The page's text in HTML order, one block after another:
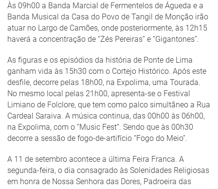
Às 09h00 a Banda Marcial de Fermentelos de Águeda e a
Banda Musical da Casa do Povo de Tangil de Monção irão
atuar no Largo de Camões, onde posteriormente, às 12h15
haverá a concentração de “Zés Pereiras” e “Gigantones”.
As figuras e os episódios da história de Ponte de Lima
ganham vida às 15h30 com o Cortejo Histórico. Após este
desfile, decorre pelas 18h00, na Expolima, uma Tourada.
No mesmo local pelas 21h00, apresenta-se o Festival
Limiano de Folclore, que tem como palco simultâneo a Rua
Cardeal Saraiva. A música continua, das 00h00 às 06h00,
na Expolima, com o “Music Fest”. Sendo que às 00h30
decorre a sessão de fogo-de-artifício “Fogo do Meio”.
A 11 de setembro acontece a última Feira Franca. A
segunda-feira, o dia consagrado às Solenidades Religiosas
em honra de Nossa Senhora das Dores, Padroeira das